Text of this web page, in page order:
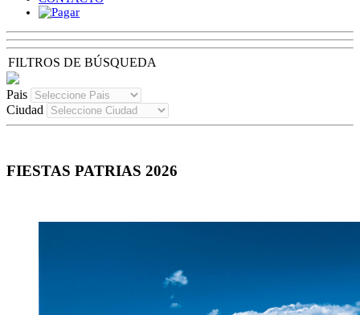
FILTROS DE BÚSQUEDA
Pais
Ciudad
FIESTAS PATRIAS 2026